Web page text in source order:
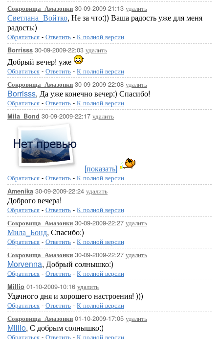
Сокровища_Амазонки 30-09-2009-21:13 удалить
Светлана_Войтко, Не за что:)) Ваша радость уже для меня
радость:)
Обратиться - Ответить - К полной версии
Borrisss 30-09-2009-22:03 удалить
Добрый вечер! уже
Обратиться - Ответить - К полной версии
Сокровища_Амазонки 30-09-2009-22:08 удалить
Borrisss, Да уже конечно вечер:) Спасибо!
Обратиться - Ответить - К полной версии
Mila_Bond 30-09-2009-22:17 удалить
[показать]
Обратиться - Ответить - К полной версии
Amenika 30-09-2009-22:24 удалить
Доброго вечера!
Обратиться - Ответить - К полной версии
Сокровища_Амазонки 30-09-2009-22:27 удалить
Мила_Бонд, Спасибо:)
Обратиться - Ответить - К полной версии
Сокровища_Амазонки 30-09-2009-22:27 удалить
Morvenna, Добрый солнышко:)
Обратиться - Ответить - К полной версии
Millio 01-10-2009-10:16 удалить
Удачного дня и хорошего настроения! )))
Обратиться - Ответить - К полной версии
Сокровища_Амазонки 01-10-2009-17:05 удалить
Millio, С добрым солнышко:)
Обратиться - Ответить - К полной версии